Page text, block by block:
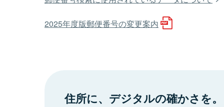
2025年度版郵便番号の変更案内
住所に、デジタルの確かさを。